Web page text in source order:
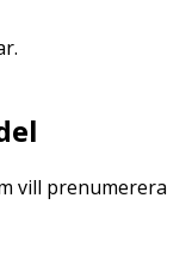
vill prenumerera